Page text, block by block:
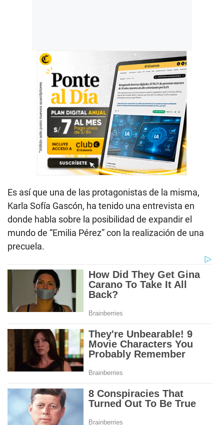
Es así que una de las protagonistas de la misma,
Karla Sofía Gascón, ha tenido una entrevista en
donde habla sobre la posibilidad de expandir el
mundo de “Emilia Pérez” con la realización de una
precuela.